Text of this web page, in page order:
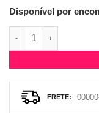
Disponível por
Vinil Shakira - Las